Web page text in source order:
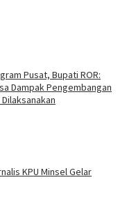
Pusat, Bupati ROR:
Dampak Pengembangan
KPU Minsel Gelar